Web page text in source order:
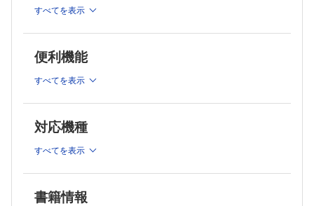
A 酵素反応と基質濃度 B グルコキナーゼとヘキソキナーゼ C 阻害
A チモーゲンの活性化 B アロステリックエフェクターによる調節
[臨床栄養への入門] アスピリンの作用と酵素
1 核酸の基礎
A デオキシリボヌクレオチド B DNA（デオキシリボ核酸） C
RNA（リボ核酸）
3 核酸と遺伝子
A 遺伝子の分布 B 遺伝子の構造 C 遺伝情報
1 ビタミンとは
3 生体膜
受容体
4 細胞同士の結合
A 接着結合 B 密着結合 C ギャップ結合
[臨床栄養への入門] 細胞の特殊性と糖尿病合併症
A 単糖の鎖状構造 B 異性体 C 環状構造とアノマー D 主
な糖誘導体
A 主な二糖類 B 主な多糖類 C 複合糖質
[臨床栄養への入門] 糖質制限食と必須糖
すべてを表示
便利機能
すべてを表示
対応機種
すべてを表示
書籍情報